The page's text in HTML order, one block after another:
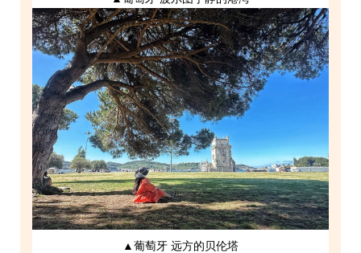
▲葡萄牙 远方的贝伦塔